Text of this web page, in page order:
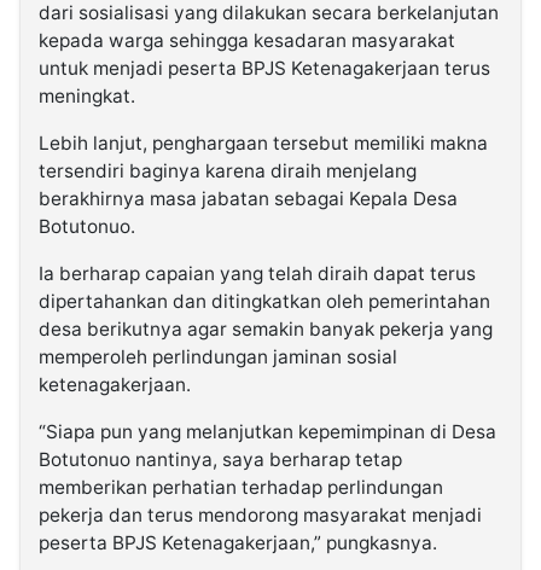
dari sosialisasi yang dilakukan secara berkelanjutan
kepada warga sehingga kesadaran masyarakat
untuk menjadi peserta BPJS Ketenagakerjaan terus
meningkat.
Lebih lanjut, penghargaan tersebut memiliki makna
tersendiri baginya karena diraih menjelang
berakhirnya masa jabatan sebagai Kepala Desa
Botutonuo.
Ia berharap capaian yang telah diraih dapat terus
dipertahankan dan ditingkatkan oleh pemerintahan
desa berikutnya agar semakin banyak pekerja yang
memperoleh perlindungan jaminan sosial
ketenagakerjaan.
“Siapa pun yang melanjutkan kepemimpinan di Desa
Botutonuo nantinya, saya berharap tetap
memberikan perhatian terhadap perlindungan
pekerja dan terus mendorong masyarakat menjadi
peserta BPJS Ketenagakerjaan,” pungkasnya.